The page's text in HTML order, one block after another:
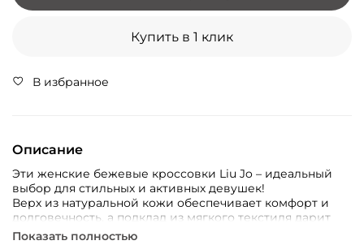
Купить в 1 клик
В избранное
Описание
Эти женские бежевые кроссовки Liu Jo – идеальный
выбор для стильных и активных девушек!
Верх из натуральной кожи обеспечивает комфорт и
долговечность, а подклад из мягкого текстиля дарит
приятные ощущения при носке. Прочный полимерный
Показать полностью